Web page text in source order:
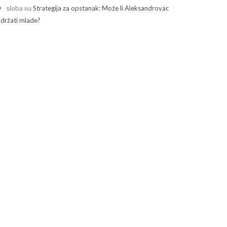
sloba наStrategija za opstanak: Može li Aleksandrovac
mlade?